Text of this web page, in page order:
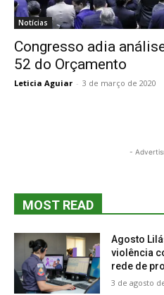
Notícias
Congresso adia
52 do Orçamento
Leticia Aguiar - 3 de março de 2020
-
MOST READ
Agosto
violência
rede de
3 de agosto